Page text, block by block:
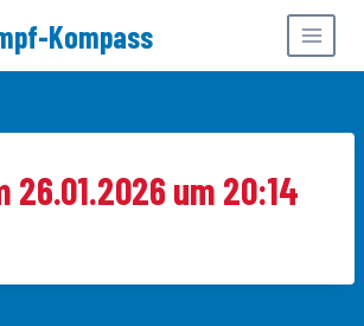
Kompass
26.01.2026 um 20:14